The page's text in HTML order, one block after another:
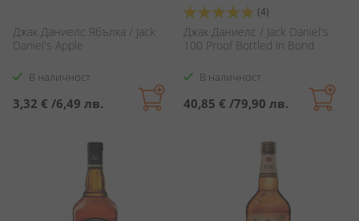
Джак Даниелс Ябълка / Jack
Daniel's Apple
В наличност
3,32 € /6,49 лв.
Оценка:
100%
(4)
Джак Даниелс / Jack Daniel's
100 Proof Bottled in Bond
В наличност
40,85 € /79,90 лв.